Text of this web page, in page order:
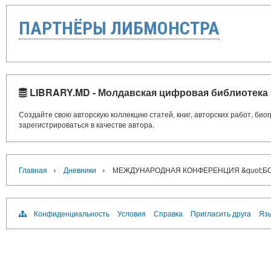
ПАРТНЁРЫ ЛИБМОНСТРА
LIBRARY.MD - Молдавская цифровая библиотека
Создайте свою авторскую коллекцию статей, книг, авторских работ,
зарегистрироваться в качестве автора.
Главная › Дневники › МЕЖДУНАРОДНАЯ КОНФЕРЕНЦИЯ
Конфиденциальность Условия Справка Пригласить друга